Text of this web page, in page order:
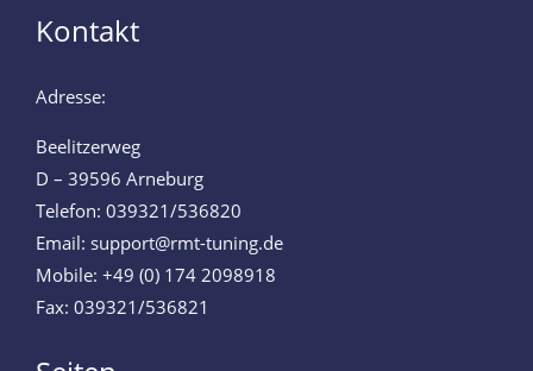
Kontakt
Adresse:
Beelitzerweg
D – 39596 Arneburg
Telefon: 039321/536820
Email: support@rmt-tuning.de
Mobile: +49 (0) 174 2098918
Fax: 039321/536821